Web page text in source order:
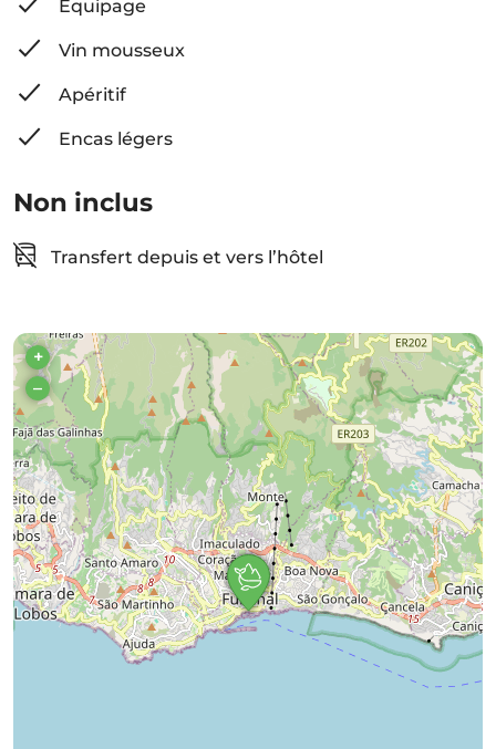
Équipage
Vin mousseux
Apéritif
Encas légers
Non inclus
Transfert depuis et vers l’hôtel
+
–